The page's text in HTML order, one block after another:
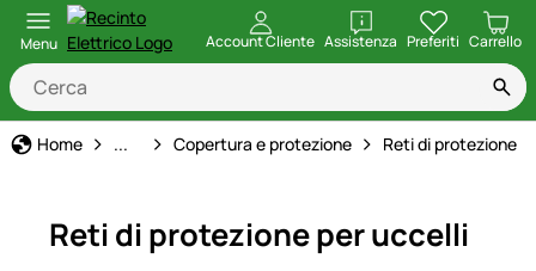
Menu Account Cliente Assistenza
apri Preferiti Carrello
Home Casa, Giardino e Fattoria
... Copertura e protezione Reti di protezione
Reti di protezione per uccelli